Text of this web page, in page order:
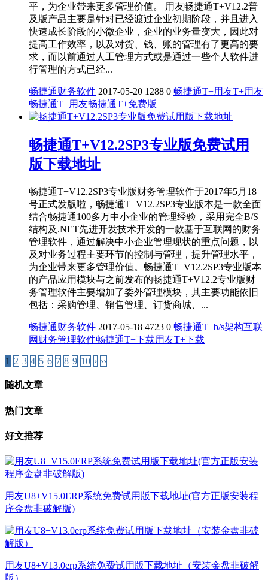
平，为企业带来更多管理价值。 用友畅捷通T+V12.2普
及版产品主要是针对已经渡过企业初期阶段，并且进入
快速成长阶段的小微企业，企业的业务量变大，因此对
提高工作效率，以及对货、钱、账的管理有了更高的要
求，而以前通过人工管理方式或是通过一些个人软件进
行管理的方式已经...
畅捷通财务软件 2017-05-20 1288 0 畅捷通T+用友T+用友
畅捷通T+用友畅捷通T+免费版
畅捷通T+V12.2SP3专业版免费试用
版下载地址
畅捷通T+V12.2SP3专业版财务管理软件于2017年5月18
号正式发版啦，畅捷通T+V12.2SP3专业版本是一款全面
结合畅捷通100多万中小企业的管理经验，采用完全B/S
结构及.NET先进开发技术开发的一款基于互联网的财务
管理软件，通过解决中小企业管理现状的重点问题，以
及对业务过程主要环节的控制与管理，提升管理水平，
为企业带来更多管理价值。畅捷通T+V12.2SP3专业版本
的产品应用模块与之前发布的畅捷通T+V12.2专业版财
务管理软件主要增加了委外管理模块，其主要功能依旧
包括：采购管理、销售管理、订货商城、...
畅捷通财务软件 2017-05-18 4723 0 畅捷通T+b/s架构互联
网财务管理软件畅捷通T+下载用友T+下载
1 2 3 4 5 6 7 8 9 10 › ››
随机文章
热门文章
好文推荐
用友U8+V15.0ERP系统免费试用版下载地址(官方正版安装程
序金盘非破解版)
用友U8+V13.0erp系统免费试用版下载地址（安装金盘非破解
版）